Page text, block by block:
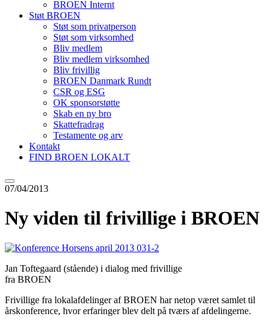
BROEN Internt
Støt BROEN
Støt som privatperson
Støt som virksomhed
Bliv medlem
Bliv medlem virksomhed
Bliv frivillig
BROEN Danmark Rundt
CSR og ESG
OK sponsorstøtte
Skab en ny bro
Skattefradrag
Testamente og arv
Kontakt
FIND BROEN LOKALT
07/04/2013
Ny viden til frivillige i BROEN
Jan Toftegaard (stående) i dialog med frivillige
fra BROEN
Frivillige fra lokalafdelinger af BROEN har netop været samlet til
årskonference, hvor erfaringer blev delt på tværs af afdelingerne.